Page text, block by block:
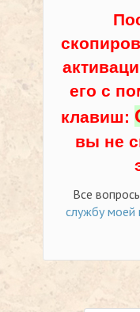
его с
клавиш:
вы не
Все
службу моей